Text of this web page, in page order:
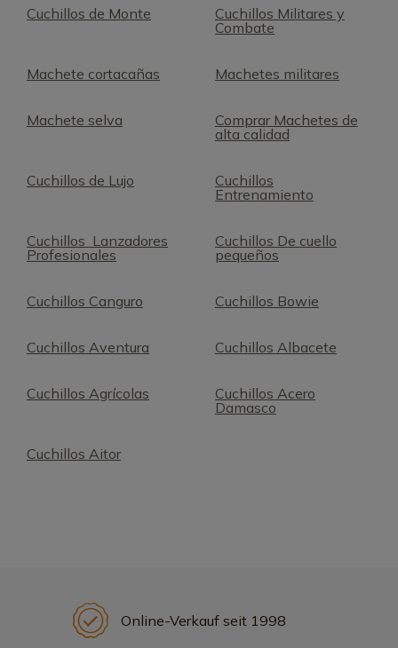
Cuchillos de Monte
Cuchillos Militares y
Combate
Machete cortacañas Machetes militares
Machete selva
Comprar Machetes de
alta calidad
Cuchillos de Lujo
Cuchillos
Entrenamiento
Cuchillos Lanzadores
Profesionales
Cuchillos De cuello
pequeños
Cuchillos Canguro Cuchillos Bowie
Cuchillos Aventura Cuchillos Albacete
Cuchillos Agrícolas
Cuchillos Acero
Damasco
Cuchillos Aitor
Online-Verkauf seit 1998